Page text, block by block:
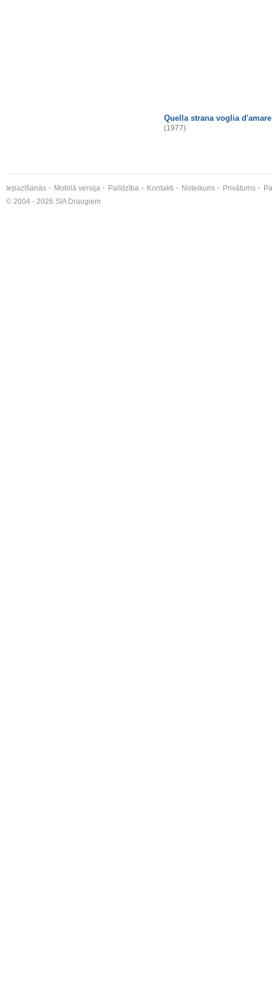
Quella strana voglia d'amare
(1977)
Iepazīšanās Mobilā versija Palīdzība Kontakti Noteikumi Privātums
© 2004 - 2026 SIA Draugiem